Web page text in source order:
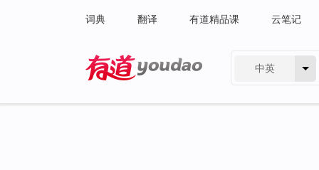
词典 翻译 有道精品课 云笔记
中英